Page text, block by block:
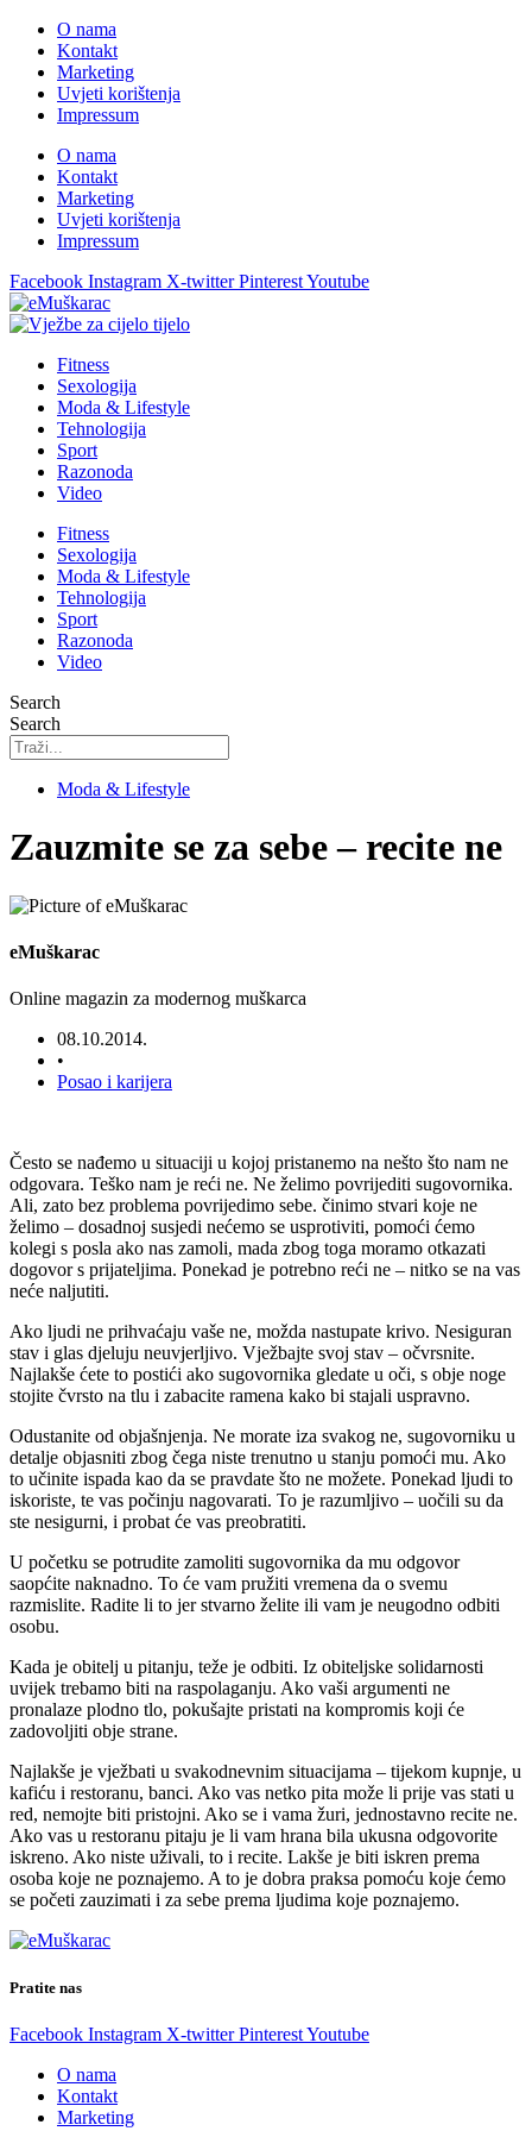
O nama
Kontakt
Marketing
Uvjeti korištenja
Impressum
O nama
Kontakt
Marketing
Uvjeti korištenja
Impressum
Facebook Instagram X-twitter PinterestYoutube
Fitness
Sexologija
Moda & Lifestyle
Tehnologija
Sport
Razonoda
Video
Fitness
Sexologija
Moda & Lifestyle
Tehnologija
Sport
Razonoda
Video
Search
Search
Moda & Lifestyle
Zauzmite se za sebe – recite ne
eMuškarac
Online magazin za modernog muškarca
08.10.2014.
•
Posao i karijera
Često se nađemo u situaciji u kojoj pristanemo na nešto što nam ne
odgovara. Teško nam je reći ne. Ne želimo povrijediti sugovornika.
Ali, zato bez problema povrijedimo sebe. činimo stvari koje ne
želimo – dosadnoj susjedi nećemo se usprotiviti, pomoći ćemo
kolegi s posla ako nas zamoli, mada zbog toga moramo otkazati
dogovor s prijateljima. Ponekad je potrebno reći ne – nitko se na vas
neće naljutiti.
Ako ljudi ne prihvaćaju vaše ne, možda nastupate krivo. Nesiguran
stav i glas djeluju neuvjerljivo. Vježbajte svoj stav – očvrsnite.
Najlakše ćete to postići ako sugovornika gledate u oči, s obje noge
stojite čvrsto na tlu i zabacite ramena kako bi stajali uspravno.
Odustanite od objašnjenja. Ne morate iza svakog ne, sugovorniku u
detalje objasniti zbog čega niste trenutno u stanju pomoći mu. Ako
to učinite ispada kao da se pravdate što ne možete. Ponekad ljudi to
iskoriste, te vas počinju nagovarati. To je razumljivo – uočili su da
ste nesigurni, i probat će vas preobratiti.
U početku se potrudite zamoliti sugovornika da mu odgovor
saopćite naknadno. To će vam pružiti vremena da o svemu
razmislite. Radite li to jer stvarno želite ili vam je neugodno odbiti
osobu.
Kada je obitelj u pitanju, teže je odbiti. Iz obiteljske solidarnosti
uvijek trebamo biti na raspolaganju. Ako vaši argumenti ne
pronalaze plodno tlo, pokušajte pristati na kompromis koji će
zadovoljiti obje strane.
Najlakše je vježbati u svakodnevnim situacijama – tijekom kupnje, u
kafiću i restoranu, banci. Ako vas netko pita može li prije vas stati u
red, nemojte biti pristojni. Ako se i vama žuri, jednostavno recite ne.
Ako vas u restoranu pitaju je li vam hrana bila ukusna odgovorite
iskreno. Ako niste uživali, to i recite. Lakše je biti iskren prema
osoba koje ne poznajemo. A to je dobra praksa pomoću koje ćemo
se početi zauzimati i za sebe prema ljudima koje poznajemo.
Pratite nas
Facebook Instagram X-twitter PinterestYoutube
O nama
Kontakt
Marketing